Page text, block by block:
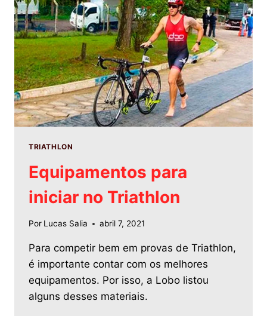
TRIATHLON
Equipamentos para
iniciar no Triathlon
Por Lucas Salia abril 7, 2021
Para competir bem em provas de Triathlon,
é importante contar com os melhores
equipamentos. Por isso, a Lobo listou
alguns desses materiais.